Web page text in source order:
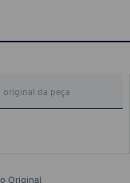
Original